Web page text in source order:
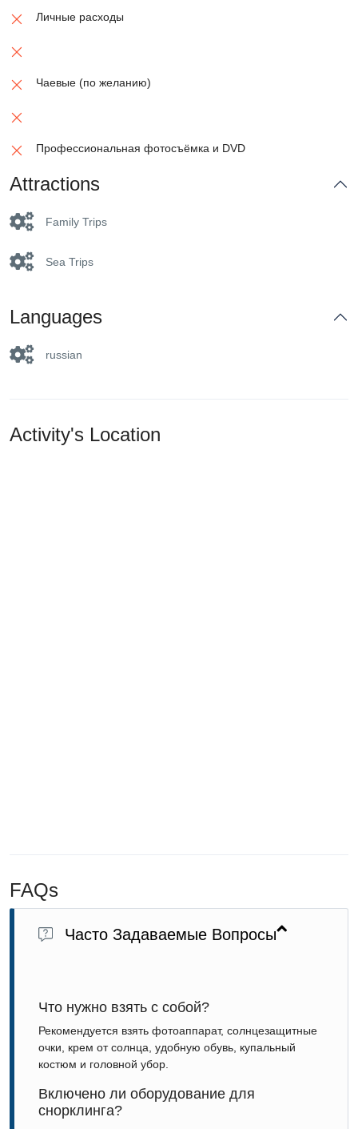
Личные расходы
Чаевые (по желанию)
Профессиональная фотосъёмка и DVD
Attractions
Family Trips
Sea Trips
Languages
russian
Activity's Location
FAQs
Часто Задаваемые Вопросы
Что нужно взять с собой?
Рекомендуется взять фотоаппарат, солнцезащитные
очки, крем от солнца, удобную обувь, купальный
костюм и головной убор.
Включено ли оборудование для
снорклинга?